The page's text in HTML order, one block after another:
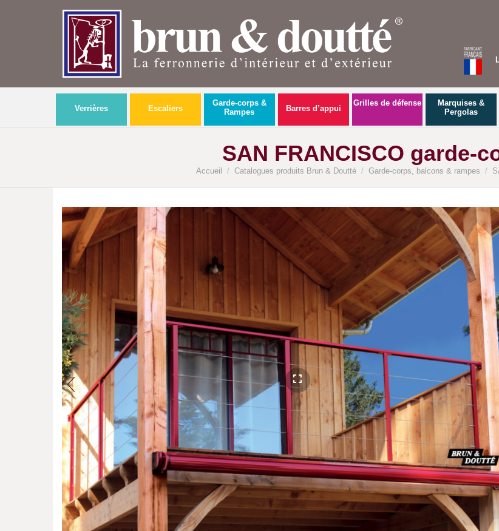
Verrières Escaliers
Garde-corps &
Rampes
Barres d’appui
Grilles de défense
Marquises &
Pergolas
SAN FRANCISCO garde-
Accueil / Catalogues produits Brun & Doutté / Garde-corps, balcons & rampes /